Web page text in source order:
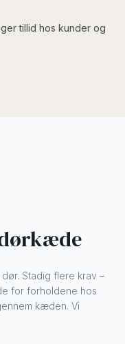
tillid hos kunder og
Stadig flere krav –
for forholdene hos
kæden. Vi